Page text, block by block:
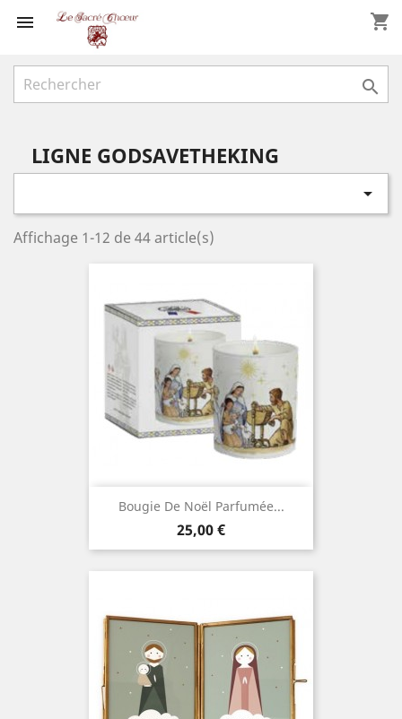
 shopping_cart

LIGNE GODSAVETHEKING

Affichage 1-12 de 44 article(s)
Bougie De Noël Parfumée...
Prix
25,00 €